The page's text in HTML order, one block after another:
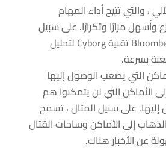
، والتي تتيح أداء المهام
مرارًا وتكرارًا. على سبيل
المثال ، تستخدم Bloomberg تقنية Cyborg لتحليل
بسرعة.
التي يصعب الوصول إليها
الأماكن التي لن يتمكنوا هم
على سبيل المثال ، تسمح
إلى الأماكن وساحات القتال
عن الأخبار هناك.